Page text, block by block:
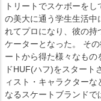
トリートでスケボーを
の美大に通う学生生活中
れてプロになり、彼の持
ケーターとなった。 そ
ートから得た様々なも
ドHUF(ハフ)をスタート
ィスト・キャラクター
なるスケートブランド